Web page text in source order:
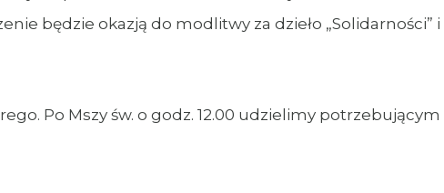
będzie okazją do modlitwy za dzieło „Solidarności” i
Po Mszy św. o godz. 12.00 udzielimy potrzebującym